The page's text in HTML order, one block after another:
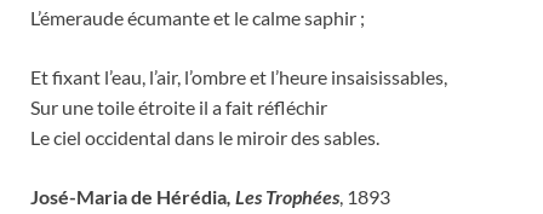
L’émeraude écumante et le calme saphir ;
Et fixant l’eau, l’air, l’ombre et l’heure insaisissables,
Sur une toile étroite il a fait réfléchir
Le ciel occidental dans le miroir des sables.
José-Maria de Hérédia, Les Trophées, 1893